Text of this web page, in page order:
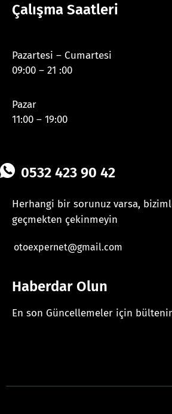
Çalışma Saatleri
Pazartesi – Cumartesi
09:00 – 21 :00
Pazar
11:00 – 19:00
0532 423 90 42
Herhangi bir sorunuz varsa,
geçmekten çekinmeyin
otoexpernet@gmail.com
Haberdar Olun
En son Güncellemeler için